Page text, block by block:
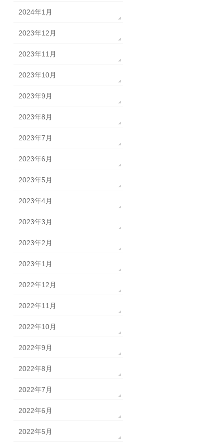
2024年1月
2023年12月
2023年11月
2023年10月
2023年9月
2023年8月
2023年7月
2023年6月
2023年5月
2023年4月
2023年3月
2023年2月
2023年1月
2022年12月
2022年11月
2022年10月
2022年9月
2022年8月
2022年7月
2022年6月
2022年5月